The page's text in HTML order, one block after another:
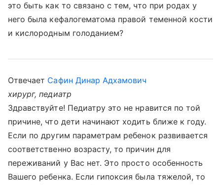
это быть как то связано с тем, что при родах у
него была кефалогематома правой теменной кости
и кислородным голоданием?
Отвечает Сафин Динар Адхамович
хирург, педиатр
Здравствуйте! Педиатру это не нравится по той
причине, что дети начинают ходить ближе к году.
Если по другим параметрам ребенок развивается
соответственно возрасту, то причин для
переживаний у Вас нет. Это просто особенность
Вашего ребенка. Если гипоксия была тяжелой, то